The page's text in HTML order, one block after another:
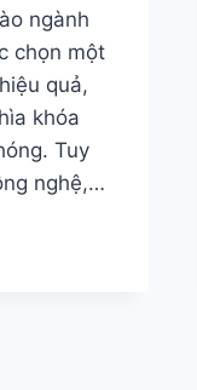
ngành
chọn một
quả,
khóa
Tuy
nghệ,…